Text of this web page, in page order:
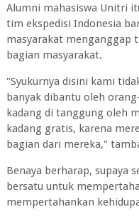
Alumni mahasiswa Unitri
tim ekspedisi Indonesia
masyarakat menganggap
bagian masyarakat.
"Syukurnya disini kami
banyak dibantu oleh
kadang di tanggung oleh
kadang gratis, karena
bagian dari mereka,"
Benaya berharap, supaya
bersatu untuk
mempertahankan